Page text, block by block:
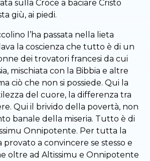
sulla Croce a baciare Cristo
giù, ai piedi.
l’ha passata nella lieta
la coscienza che tutto è di un
dei trovatori francesi da cui
mischiata con la Bibbia e altre
ciò che non si possiede. Qui la
del cuore, la differenza tra
Qui il brivido della povertà, non
banale della miseria. Tutto è di
Onnipotente. Per tutta la
provato a convincere se stesso e
oltre ad Altissimu e Onnipotente